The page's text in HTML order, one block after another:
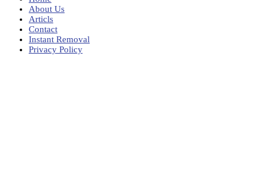
About Us
Articls
Contact
Instant Removal
Privacy Policy